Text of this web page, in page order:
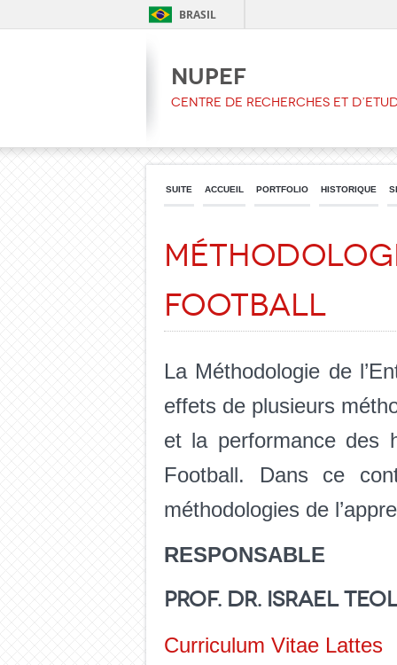
BRASIL
NUPEF
CENTRE DE RECHERCHES ET
SUITE ACCUEIL PORTFOLIO HISTORIQUE
Football
La Méthodologie de
effets de plusieurs
et la performance des
Football. Dans ce
méthodologies de
RESPONSABLE
Prof. Dr. Israel
Curriculum Vitae Lattes